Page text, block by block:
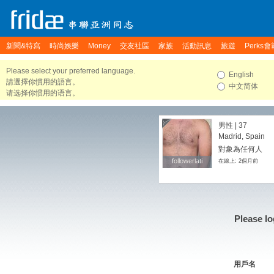
新聞&特寫 時尚娛樂 Money 交友社區 家族 活動訊息 旅遊 Perks會
Please select your preferred language.
請選擇你慣用的語言。
请选择你惯用的语言。
English
中文简体
followerlati
followerlati
男性 | 37
Madrid, Spain
對象為任何人
在線上: 2個月前
Please
用戶名